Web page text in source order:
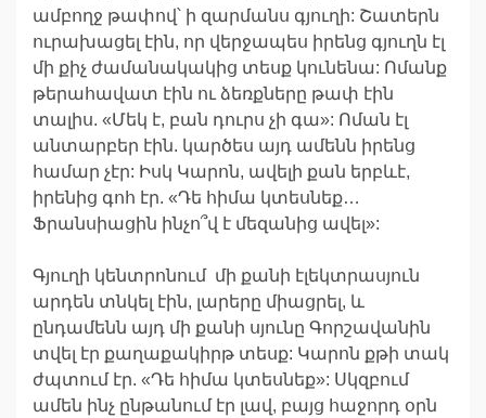
ամբողջ թափով՝ ի զարմանս գյուղի: Շատերն
ուրախացել էին, որ վերջապես իրենց գյուղն էլ
մի քիչ ժամանակակից տեսք կունենա: Ոմանք
թերահավատ էին ու ձեռքները թափ էին
տալիս. «Մեկ է, բան դուրս չի գա»: Ոման էլ
անտարբեր էին. կարծես այդ ամենն իրենց
համար չէր: Իսկ Կարոն, ավելի քան երբևէ,
իրենից գոհ էր. «Դե հիմա կտեսնեք…
Ֆրանսիացին ինչո՞վ է մեզանից ավել»:
Գյուղի կենտրոնում մի քանի էլեկտրասյուն
արդեն տնկել էին, լարերը միացրել, և
ընդամենն այդ մի քանի սյունը Գորշավանին
տվել էր քաղաքակիրթ տեսք: Կարոն քթի տակ
ժպտում էր. «Դե հիմա կտեսնեք»: Սկզբում
ամեն ինչ ընթանում էր լավ, բայց հաջորդ օրն